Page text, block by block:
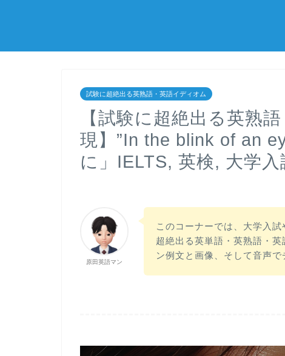
試験に超絶出る英熟語・英語イディオム
【試験に超絶出る英熟
現】”In the blink of an
に」IELTS, 英検, 大学入
原田英語マン
このコーナーでは、大学入
超絶出る英単語・英熟語・
ン例文と画像、そして音声で